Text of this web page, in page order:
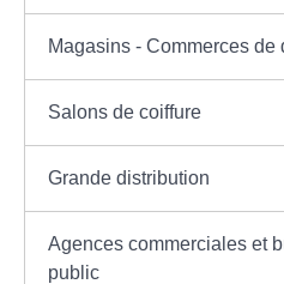
Magasins - Commerces de
Salons de coiffure
Grande distribution
Agences commerciales et
public